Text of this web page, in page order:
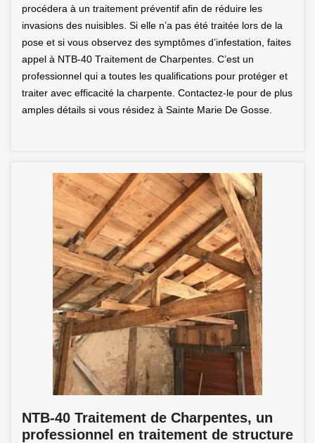
procédera à un traitement préventif afin de réduire les
invasions des nuisibles. Si elle n’a pas été traitée lors de la
pose et si vous observez des symptômes d’infestation, faites
appel à NTB-40 Traitement de Charpentes. C’est un
professionnel qui a toutes les qualifications pour protéger et
traiter avec efficacité la charpente. Contactez-le pour de plus
amples détails si vous résidez à Sainte Marie De Gosse.
NTB-40 Traitement de Charpentes, un
professionnel en traitement de structure